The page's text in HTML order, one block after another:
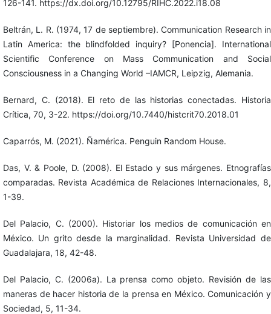
126-141. https://dx.doi.org/10.12795/RIHC.2022.i18.08
Beltrán, L. R. (1974, 17 de septiembre). Communication Research in
Latin America: the blindfolded inquiry? [Ponencia]. International
Scientific Conference on Mass Communication and Social
Consciousness in a Changing World –IAMCR, Leipzig, Alemania.
Bernard, C. (2018). El reto de las historias conectadas. Historia
Crítica, 70, 3-22. https://doi.org/10.7440/histcrit70.2018.01
Caparrós, M. (2021). Ñamérica. Penguin Random House.
Das, V. & Poole, D. (2008). El Estado y sus márgenes. Etnografías
comparadas. Revista Académica de Relaciones Internacionales, 8,
1-39.
Del Palacio, C. (2000). Historiar los medios de comunicación en
México. Un grito desde la marginalidad. Revista Universidad de
Guadalajara, 18, 42-48.
Del Palacio, C. (2006a). La prensa como objeto. Revisión de las
maneras de hacer historia de la prensa en México. Comunicación y
Sociedad, 5, 11-34.